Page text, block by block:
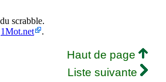
scrabble.
1Mot.net .
Haut de page
Liste suivante